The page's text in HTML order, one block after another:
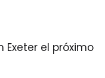
Exeter el próximo